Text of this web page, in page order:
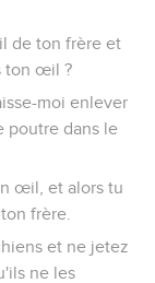
de ton frère et
ton œil ?
moi enlever
poutre dans le
œil, et alors tu
frère.
et ne jetez
ne les